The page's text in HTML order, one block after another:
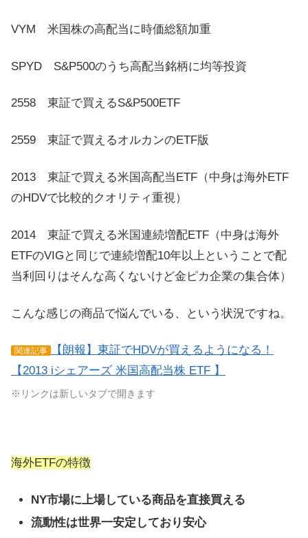
VYM 米国株の高配当に時価総額加重
SPYD S&P500のうち高配当銘柄に均等投資
2558 東証で買えるS&P500ETF
2559 東証で買えるオルカンのETF版
2013 東証で買える米国高配当ETF（中身は海外ETF
のHDVで比較的クオリティ重視）
2014 東証で買える米国連続増配ETF（中身は海外
ETFのVIGと同じで連続増配10年以上ということで配
当利回りはそんな高くないけど金ピカ企業の集合体）
こんな感じの商品で悩んでいる、という状況ですね。
関連記事
【朗報】東証でHDVが買えるようになる！
【2013 iシェアーズ 米国高配当株 ETF 】
※リンクは新しいタブで開きます
海外ETFの特徴
NY市場に上場している商品を直接買える
流動性は世界一安定しており安心